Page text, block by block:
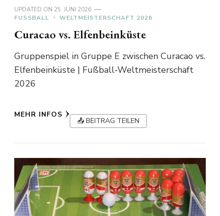
UPDATED ON 25. JUNI 2026
FUSSBALL
WELTMEISTERSCHAFT 2026
Curacao vs. Elfenbeinküste
Gruppenspiel in Gruppe E zwischen Curacao vs.
Elfenbeinküste | Fußball-Weltmeisterschaft
2026
MEHR INFOS
📤 BEITRAG TEILEN